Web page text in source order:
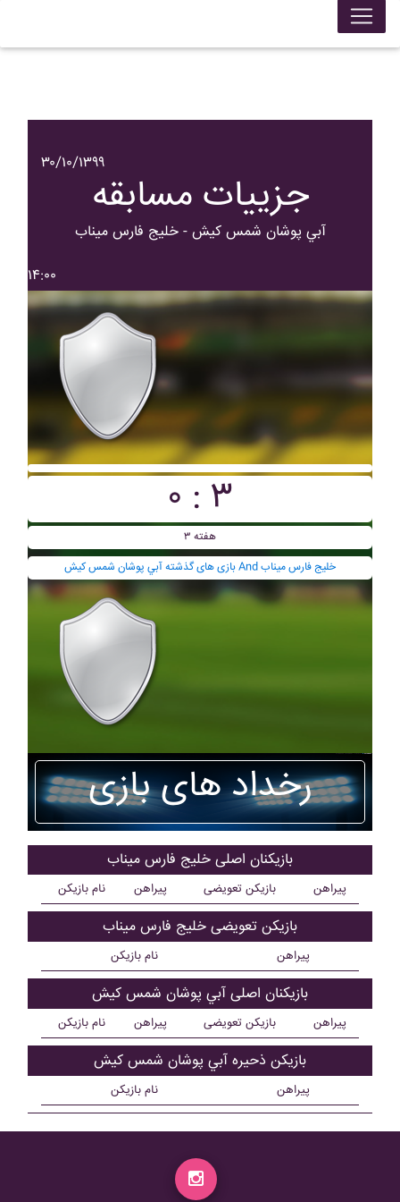
۳۰/۱۰/۱۳۹۹
جزییات مسابقه
آبي پوشان شمس کيش - خليج فارس ميناب
۱۴:۰۰
۰ : ۳
هفته ۳
بازی های گذشته آبي پوشان شمس کيش And خليج فارس ميناب
رخداد های بازی
بازیکنان اصلی خليج فارس ميناب
نام بازیکن پیراهن بازیکن تعویضی پیراهن
بازیکن تعویضی خليج فارس ميناب
نام بازیکن پیراهن
بازیکنان اصلی آبي پوشان شمس کيش
نام بازیکن پیراهن بازیکن تعویضی پیراهن
بازیکن ذحیره آبي پوشان شمس کيش
نام بازیکن پیراهن